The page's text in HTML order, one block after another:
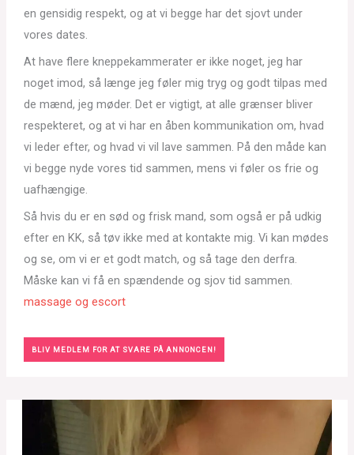
en gensidig respekt, og at vi begge har det sjovt under
vores dates.
At have flere kneppekammerater er ikke noget, jeg har
noget imod, så længe jeg føler mig tryg og godt tilpas med
de mænd, jeg møder. Det er vigtigt, at alle grænser bliver
respekteret, og at vi har en åben kommunikation om, hvad
vi leder efter, og hvad vi vil lave sammen. På den måde kan
vi begge nyde vores tid sammen, mens vi føler os frie og
uafhængige.
Så hvis du er en sød og frisk mand, som også er på udkig
efter en KK, så tøv ikke med at kontakte mig. Vi kan mødes
og se, om vi er et godt match, og så tage den derfra.
Måske kan vi få en spændende og sjov tid sammen.
massage og escort
BLIV MEDLEM FOR AT SVARE PÅ ANNONCEN!